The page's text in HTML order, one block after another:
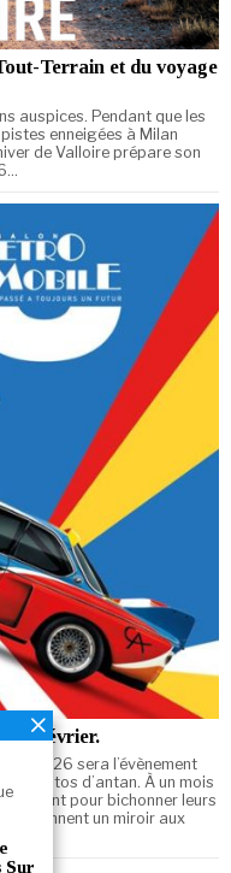
Terrain et du voyage
auspices. Pendant que les
enneigées à Milan
de Valloire prépare son
1er février.
2026 sera l’évènement
de motos d’antan. À un mois
pour bichonner leurs
deviennent un miroir aux
Sur